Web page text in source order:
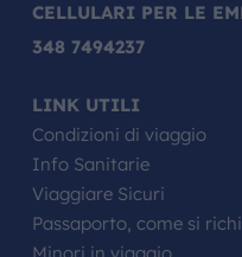
CELLULARI PER LE
348 7494237
LINK UTILI
Condizioni di viaggio
Info Sanitarie
Viaggiare Sicuri
Passaporto, come si